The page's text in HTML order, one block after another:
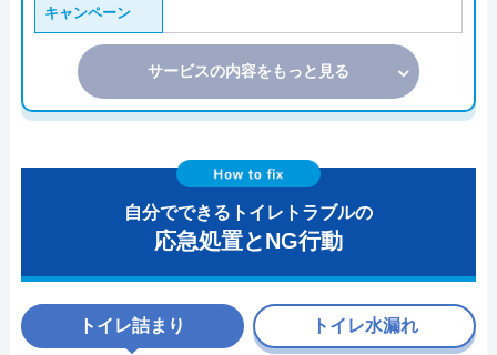
キャンペーン
サービスの内容をもっと見る
自分でできるトイレトラブルの
応急処置とNG行動
トイレ詰まり トイレ水漏れ